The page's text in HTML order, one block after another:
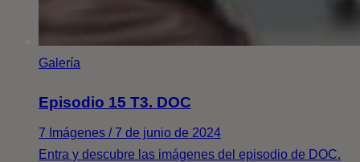
Galería
Episodio 15 T3. DOC
7 Imágenes / 7 de junio de 2024
Entra y descubre las imágenes del episodio de DOC.